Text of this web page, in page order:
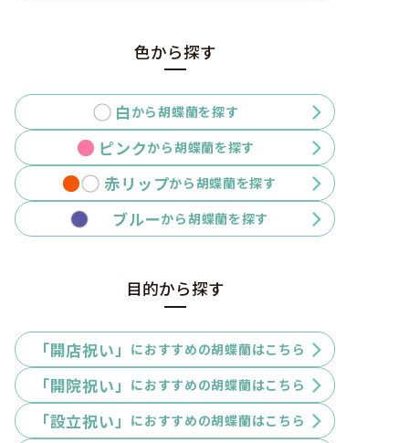
色から探す
白から胡蝶蘭を探す
ピンクから胡蝶蘭を探す
赤リップから胡蝶蘭を探す
ブルーから胡蝶蘭を探す
目的から探す
「開店祝い」 におすすめの胡蝶蘭はこちら
「開院祝い」 におすすめの胡蝶蘭はこちら
「設立祝い」 におすすめの胡蝶蘭はこちら